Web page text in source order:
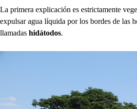
La primera explicación es estrictamente
expulsar agua líquida por los bordes de las
llamadas hidátodos.